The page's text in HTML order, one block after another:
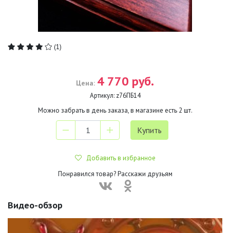
(1)
Цена: 4 770 руб.
Артикул: z76ПБ14
Можно забрать в день заказа, в магазине есть 2 шт.
Добавить в избранное
Понравился товар? Расскажи друзьям
Видео-обзор